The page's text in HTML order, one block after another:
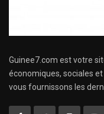
Guinee7.com est votre
économiques, sociales
vous fournissons les